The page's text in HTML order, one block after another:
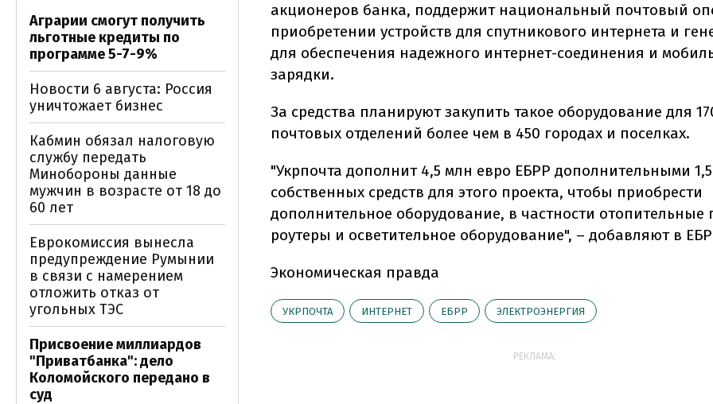
акционеров банка, поддержит национальный почтовый
приобретении устройств для спутникового интернета и
для обеспечения надежного интернет-соединения и
зарядки.
За средства планируют закупить такое оборудование для
почтовых отделений более чем в 450 городах и поселках.
"Укрпочта дополнит 4,5 млн евро ЕБРР дополнительными
собственных средств для этого проекта, чтобы приобрести
дополнительное оборудование, в частности отопительные
роутеры и осветительное оборудование", – добавляют в
Экономическая правда
УКРПОЧТА ИНТЕРНЕТ ЕБРР ЭЛЕКТРОЭНЕРГИЯ
РЕКЛАМА:
Аграрии смогут получить
льготные кредиты по
программе 5-7-9%
Новости 6 августа: Россия
уничтожает бизнес
Кабмин обязал налоговую
службу передать
Минобороны данные
мужчин в возрасте от 18 до
60 лет
Еврокомиссия вынесла
предупреждение Румынии
в связи с намерением
отложить отказ от
угольных ТЭС
Присвоение миллиардов
"Приватбанка": дело
Коломойского передано в
суд